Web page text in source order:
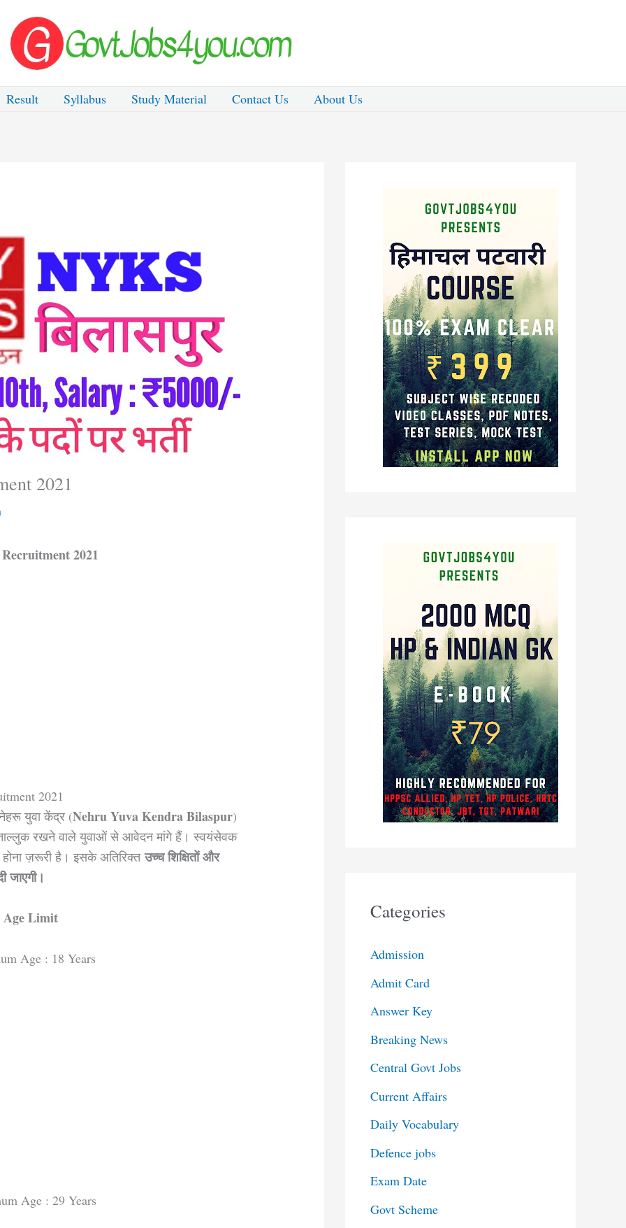
Result Syllabus Study Material Contact Us About Us
2021
2021
2021
युवा केंद्र (Nehru Yuva Kendra Bilaspur)
रखने वाले युवाओं से आवेदन मांगे हैं। स्वयंसेवक
ज़रूरी है। इसके अतिरिक्तउच्च शिक्षितों और
जाएगी।
Age Limit
Age : 18 Years
Age : 29 Years
Categories
Admission
Admit Card
Answer Key
Breaking News
Central Govt Jobs
Current Affairs
Daily Vocabulary
Defence jobs
Exam Date
Govt Scheme